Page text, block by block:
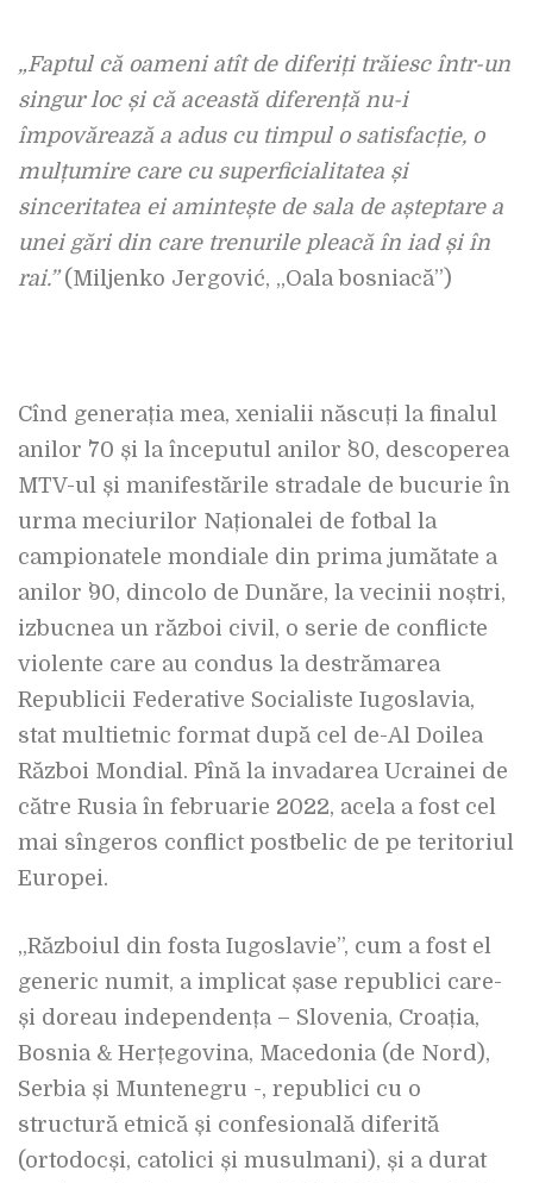
„Faptul că oameni atît de diferiți trăiesc într-un
singur loc și că această diferență nu-i
împovărează a adus cu timpul o satisfacție, o
mulțumire care cu superficialitatea și
sinceritatea ei amintește de sala de așteptare a
unei gări din care trenurile pleacă în iad și în
rai.”(Miljenko Jergović, „Oala bosniacă”)
Cînd generația mea, xenialii născuți la finalul
anilor `70 și la începutul anilor `80, descoperea
MTV-ul și manifestările stradale de bucurie în
urma meciurilor Naționalei de fotbal la
campionatele mondiale din prima jumătate a
anilor `90, dincolo de Dunăre, la vecinii noștri,
izbucnea un război civil, o serie de conflicte
violente care au condus la destrămarea
Republicii Federative Socialiste Iugoslavia,
stat multietnic format după cel de-Al Doilea
Război Mondial. Pînă la invadarea Ucrainei de
către Rusia în februarie 2022, acela a fost cel
mai sîngeros conflict postbelic de pe teritoriul
Europei.
„Războiul din fosta Iugoslavie”, cum a fost el
generic numit, a implicat șase republici care-
și doreau independența – Slovenia, Croația,
Bosnia & Herțegovina, Macedonia (de Nord),
Serbia și Muntenegru -, republici cu o
structură etnică și confesională diferită
(ortodocși, catolici și musulmani), și a durat